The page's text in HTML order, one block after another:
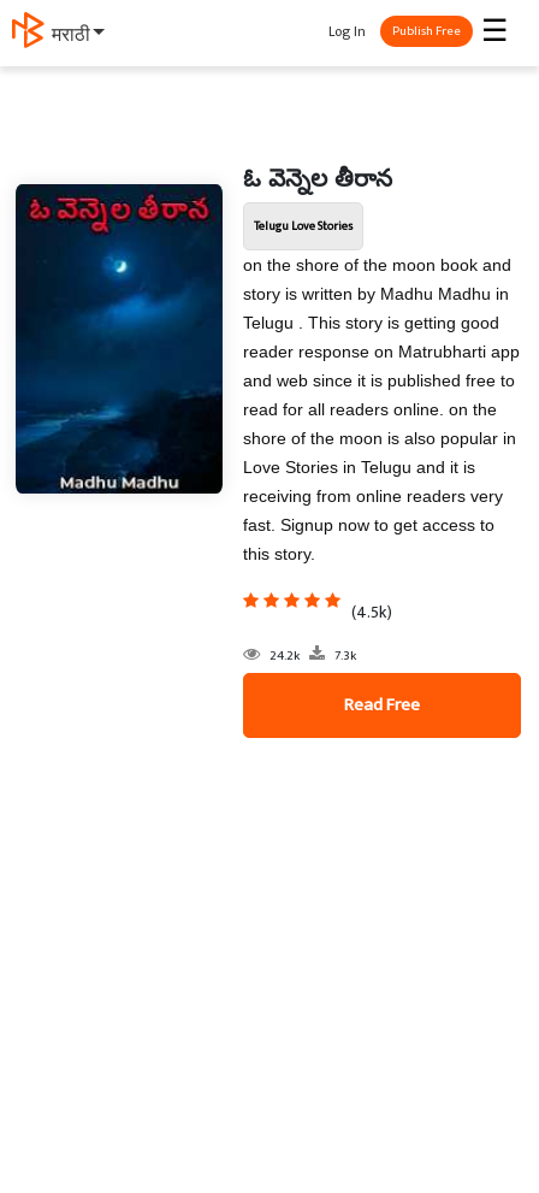
मराठी ☰
Log In Publish Free
ఓ వెన్నెల తీరాన
Telugu Love Stories
on the shore of the moon book and
story is written by Madhu Madhu in
Telugu . This story is getting good
reader response on Matrubharti app
and web since it is published free to
read for all readers online. on the
shore of the moon is also popular in
Love Stories in Telugu and it is
receiving from online readers very
fast. Signup now to get access to
this story.
(4.5k)
24.2k 7.3k
Read Free